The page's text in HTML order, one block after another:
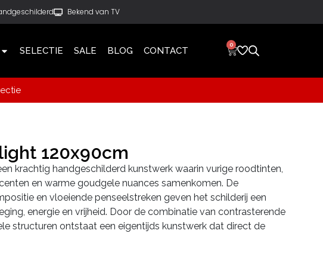
Bekend van TV
SELECTIE SALE BLOG CONTACT
0
120x90cm
krachtig handgeschilderd kunstwerk waarin vurige roodtinten,
en warme goudgele nuances samenkomen. De
en vloeiende penseelstreken geven het schilderij een
energie en vrijheid. Door de combinatie van contrasterende
structuren ontstaat een eigentijds kunstwerk dat direct de